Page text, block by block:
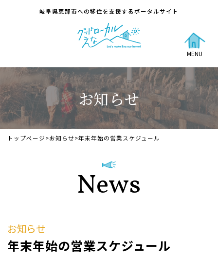
岐阜県恵那市への移住を支援するポータルサイト
MENU
お知らせ
トップページ>お知らせ>年末年始の営業スケジュール
News
お知らせ
年末年始の営業スケジュール